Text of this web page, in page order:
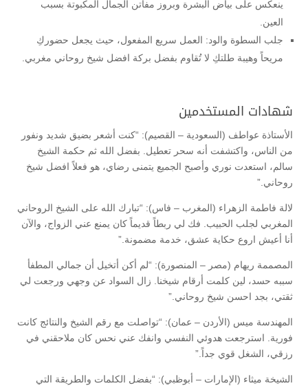
ينعكس على بياض البشرة وبروز مفاتن الجمال المكبوتة بسبب
العين.
جلب السطوة والود: العمل سريع المفعول، حيث يجعل حضوركِ
مريحاً وهيبة طلتكِ لا تُقاوم بفضل بركة افضل شيخ روحاني مغربي.
شهادات المستخدمين
الأستاذة عواطف (السعودية – القصيم): “كنت أشعر بضيق شديد ونفور
من الناس، واكتشفت أنه سحر تعطيل. بفضل الله ثم حكمة الشيخ
سالم، استعدت نوري وأصبح الجميع يتمنى رضاي، هو فعلاً افضل شيخ
روحاني.”
لالة فاطمة الزهراء (المغرب – فاس): “تبارك الله على الشيخ الروحاني
المغربي لجلب الحبيب. فك لي ربطاً قديماً كان يمنع عني الزواج، والآن
أنا أعيش اروع حكاية عشق، خدمة مضمونة.”
المصممة ريهام (مصر – المنصورة): “لم أكن أتخيل أن جمالي المطفأ
سببه حسد، لين كلمت أرقام شيخنا. زال السواد عن وجهي ورجعت لي
ثقتي، بجد احسن شيخ روحاني.”
المهندسة ميس (الأردن – عمان): “تواصلت مع رقم الشيخ والنتائج كانت
فورية. استرجعت هدوئي النفسي وانفك عني نحس كان ملاحقني في
رزقي، الشغل قوي جداً.”
الشيخة ميثاء (الإمارات – أبوظبي): “بفضل الكلمات والطريقة التي